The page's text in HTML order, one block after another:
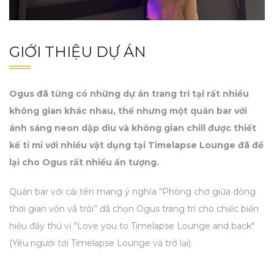
GIỚI THIỆU DỰ ÁN
Ogus đã từng có những dự án trang trí tại rất nhiều
không gian khác nhau, thế nhưng một quán bar với
ánh sáng neon dập dìu và không gian chill được thiết
kế tỉ mỉ với nhiều vật dụng tại Timelapse Lounge đã để
lại cho Ogus rất nhiều ấn tượng.
Quán bar với cái tên mang ý nghĩa “Phòng chờ giữa dòng
thời gian vồn vã trôi” đã chọn Ogus trang trí cho chiếc biển
hiệu đầy thú vị "Love you to Timelapse Lounge and back"
(Yêu người tới Timelapse Lounge và trở lại).